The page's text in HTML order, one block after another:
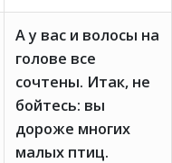
А у вас и волосы на
голове все
сочтены. Итак, не
бойтесь: вы
дороже многих
малых птиц.